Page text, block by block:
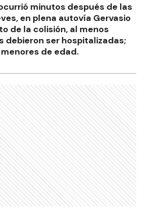
minutos después de las
en plena autovía Gervasio
de la colisión, al menos
debieron ser hospitalizadas;
de edad.